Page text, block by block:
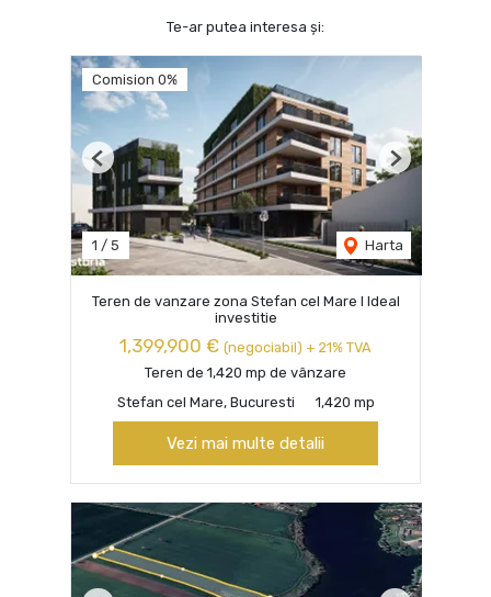
Te-ar putea interesa și:
Comision 0%
1 / 5 Harta
Previous Next
Teren de vanzare zona Stefan cel Mare I Ideal
investitie
1,399,900 € (negociabil) + 21% TVA
Teren de 1,420 mp de vânzare
Stefan cel Mare, Bucuresti
1,420 mp
Vezi mai multe detalii